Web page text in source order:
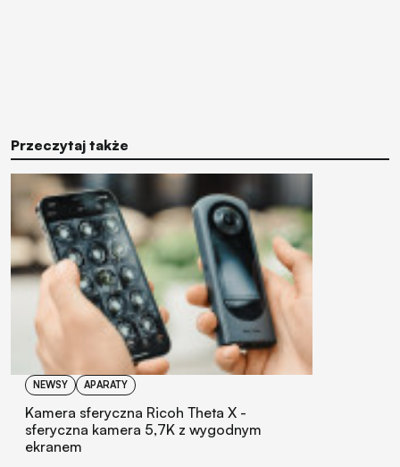
Przeczytaj także
NEWSY APARATY
Kamera sferyczna Ricoh Theta X -
sferyczna kamera 5,7K z wygodnym
ekranem